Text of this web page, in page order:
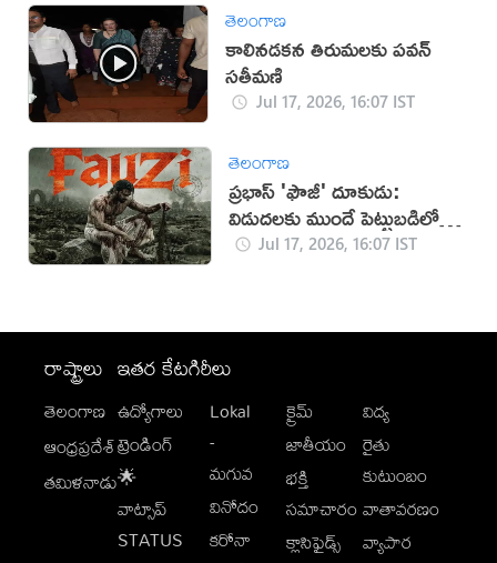
తెలంగాణ
కాలినడకన తిరుమలకు పవన్‌
సతీమణి
Jul 17, 2026, 16:07 IST
తెలంగాణ
ప్రభాస్ 'ఫౌజీ' దూకుడు:
విడుదలకు ముందే పెట్టుబడిలో
సగం రికవరీ!
Jul 17, 2026, 16:07 IST
రాష్ట్రాలు
తెలంగాణ
ఆంధ్రప్రదేశ్
తమిళనాడు
ఇతర కేటగిరీలు
ఉద్యోగాలు
ట్రెండింగ్
🌟
వాట్సాప్
STATUS
Lokal
-
మగువ
వినోదం
కరోనా
క్రైమ్
జాతీయం
భక్తి
సమాచారం
క్లాసిఫైడ్స్
విద్య
రైతు
కుటుంబం
వాతావరణం
వ్యాపార